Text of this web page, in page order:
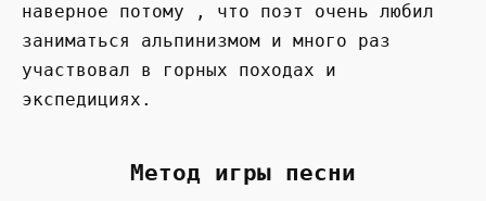
наверное потому , что поэт очень любил
заниматься альпинизмом и много раз
участвовал в горных походах и
экспедициях.
Метод игры песни